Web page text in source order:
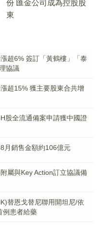
份 匯金公司成為控股股
東
超6% 簽訂「黃鶴樓」「泰
協議
超15% 獲主要股東合共增
股全流通備案申請獲中國證
月銷售金額約106億元
屬與Key Action訂立協議備
替恩戈替尼聯用開坦尼/依
例患者給藥